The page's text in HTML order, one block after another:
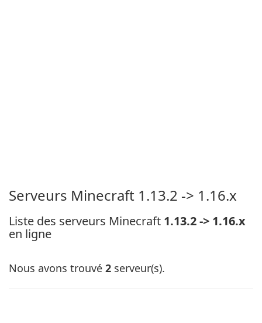
Serveurs Minecraft 1.13.2 -> 1.16.x
Liste des serveurs Minecraft 1.13.2 -> 1.16.x
en ligne
Nous avons trouvé 2 serveur(s).